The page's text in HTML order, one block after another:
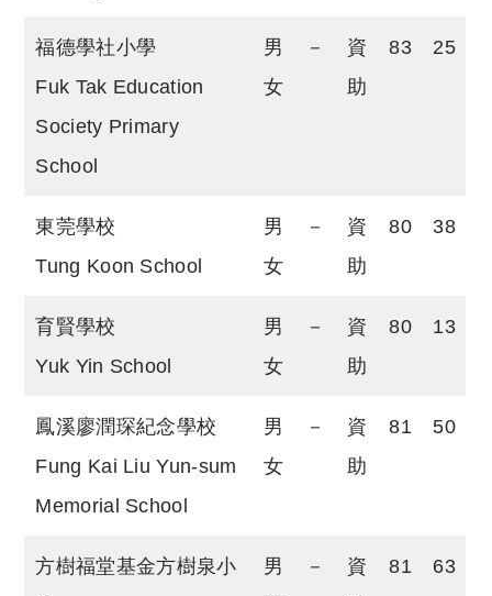
福德學社小學
Fuk Tak Education
Society Primary
School
男
女
－
資
助
83 25
東莞學校
Tung Koon School
男
女
－
資
助
80 38
育賢學校
Yuk Yin School
男
女
－
資
助
80 13
鳳溪廖潤琛紀念學校
Fung Kai Liu Yun-sum
Memorial School
男
女
－
資
助
81 50
方樹福堂基金方樹泉小
男
－
資
81 63